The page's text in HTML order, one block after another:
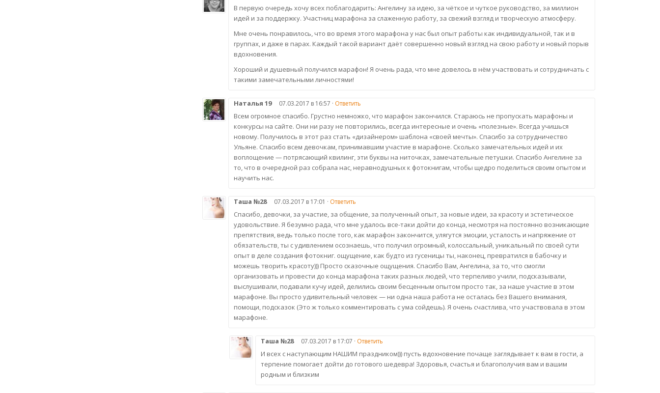
В первую очередь хочу всех поблагодарить: Ангелину за идею, за чёткое и чуткое руководство, за миллион
идей и за поддержку. Участниц марафона за слаженную работу, за свежий взгляд и творческую атмосферу.
Мне очень понравилось, что во время этого марафона у нас был опыт работы как индивидуальной, так и в
группах, и даже в парах. Каждый такой вариант даёт совершенно новый взгляд на свою работу и новый порыв
вдохновения.
Хороший и душевный получился марафон! Я очень рада, что мне довелось в нём участвовать и сотрудничать с
такими замечательными личностями!
Наталья 19 07.03.2017 в 16:57 · Ответить
Всем огромное спасибо. Грустно немножко, что марафон закончился. Стараюсь не пропускать марафоны и
конкурсы на сайте. Они ни разу не повторились, всегда интересные и очень «полезные». Всегда учишься
новому. Получилось в этот раз стать «дизайнером» шаблона «своей мечты». Спасибо за сотрудничество
Ульяне. Спасибо всем девочкам, принимавшим участие в марафоне. Сколько замечательных идей и их
воплощение — потрясающий квилинг, эти буквы на ниточках, замечательные петушки. Спасибо Ангелине за
то, что в очередной раз собрала нас, неравнодушных к фотокнигам, чтобы щедро поделиться своим опытом и
научить нас.
Таша №28 07.03.2017 в 17:01 · Ответить
Спасибо, девочки, за участие, за общение, за полученный опыт, за новые идеи, за красоту и эстетическое
удовольствие. Я безумно рада, что мне удалось все-таки дойти до конца, несмотря на постоянно возникающие
препятствия, ведь только после того, как марафон закончится, улягутся эмоции, усталость и напряжение от
обязательств, ты с удивлением осознаешь, что получил огромный, колоссальный, уникальный по своей сути
опыт в деле создания фотокниг. ощущение, как будто из гусеницы ты, наконец, превратился в бабочку и
можешь творить красоту))) Просто сказочные ощущения. Спасибо Вам, Ангелина, за то, что смогли
организовать и провести до конца марафона таких разных людей, что терпеливо учили, подсказывали,
выслушивали, подавали кучу идей, делились своим бесценным опытом просто так, за наше участие в этом
марафоне. Вы просто удивительный человек — ни одна наша работа не осталась без Вашего внимания,
помощи, подсказок (Это ж только комментировать с ума сойдешь). Я очень счастлива, что участвовала в этом
марафоне.
Таша №28 07.03.2017 в 17:07 · Ответить
И всех с наступающим НАШИМ праздником))) пусть вдохновение почаще заглядывает к вам в гости, а
терпение помогает дойти до готового шедевра! Здоровья, счастья и благополучия вам и вашим
родным и близким